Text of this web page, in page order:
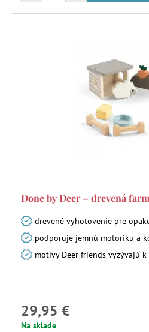
Done by Deer – drevená
drevené vyhotovenie pre
podporuje jemnú motoriku a
motívy Deer friends vyzývajú
29,95 €
Na sklade